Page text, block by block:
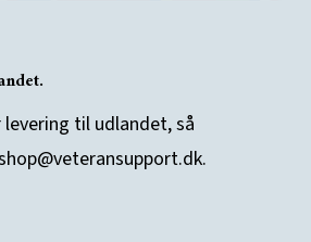
levering til udlandet, så